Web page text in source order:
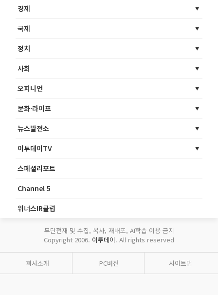
경제
국제
정치
사회
오피니언
문화·라이프
뉴스발전소
이투데이TV
스페셜리포트
Channel 5
위너스IR클럽
무단전재 및 수집, 복사, 재배포, AI학습 이용 금지
Copyright 2006. 이투데이. All rights reserved
회사소개 PC버전 사이트맵